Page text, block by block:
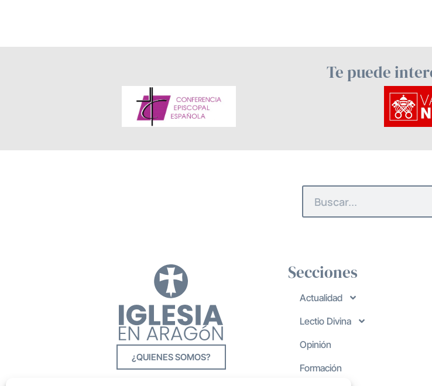
Te puede
¿QUIENES SOMOS?
Secciones
Actualidad
Lectio Divina
Opinión
Formación